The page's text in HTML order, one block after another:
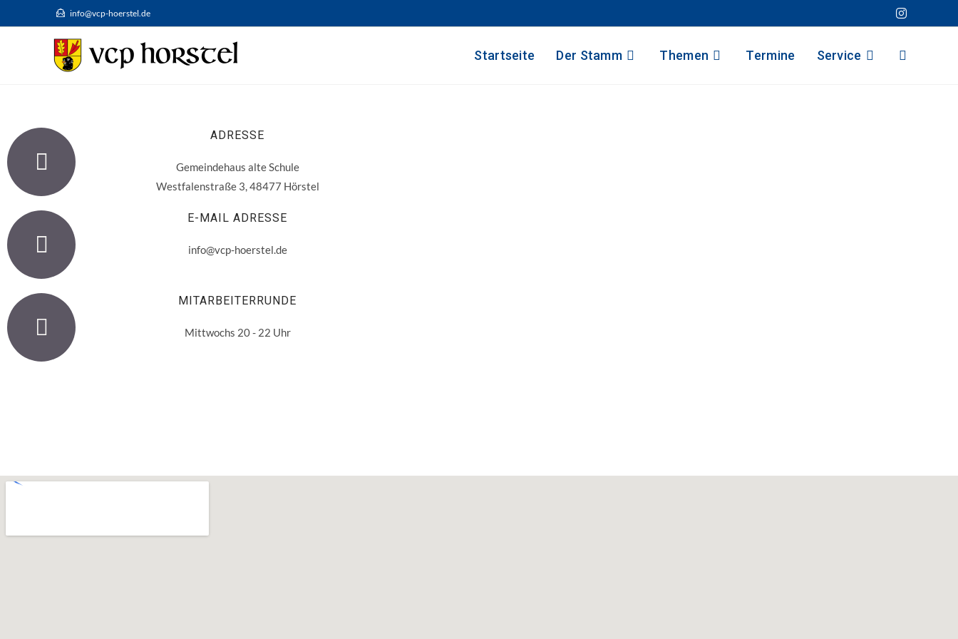
info@vcp-hoerstel.de
Startseite Der Stamm Themen Termine Service
ADRESSE
Gemeindehaus alte Schule
Westfalenstraße 3, 48477 Hörstel
E-MAIL ADRESSE
info@vcp-hoerstel.de
MITARBEITERRUNDE
Mittwochs 20 - 22 Uhr